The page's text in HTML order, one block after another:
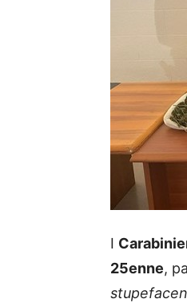
I
25enne,